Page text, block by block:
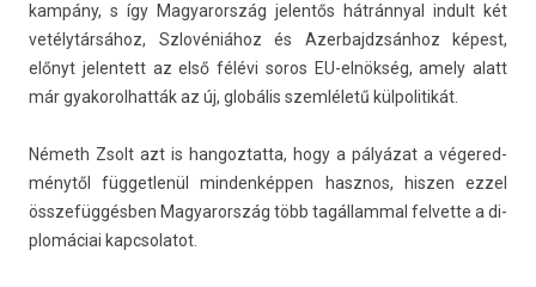
kampány, s így Magyarország jelen­tős hátránnyal in­dult két
vetélytársához, Szlovéniához és Azer­bajdzsán­hoz képest,
előnyt jelen­tett az első félévi soros EU-elnökség, amely alatt
már gyakorol­hatták az új, globális szemléletű kül­politikát.
Németh Zsolt azt is han­goz­tatta, hogy a pályázat a végered­
ménytől füg­getlenül min­denképp­en hasznos, hisz­en ezzel
összefüggésben Magyarország több tagál­lamm­al fel­vette a di­
plomáciai kapcsolatot.